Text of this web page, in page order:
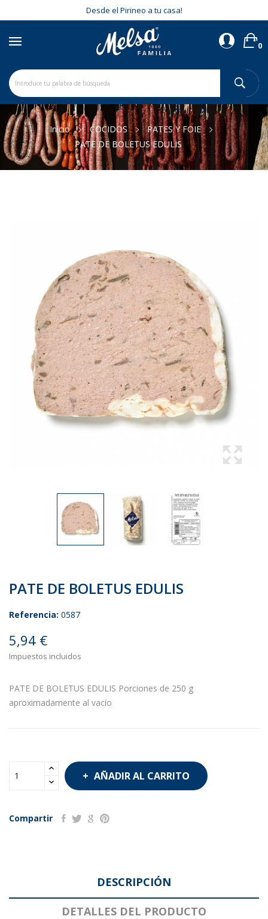
Desde el Pirineo a tu casa!
0
Inicio COCIDOS
PATES Y FOIE
PATE DE BOLETUS EDULIS
PATE DE BOLETUS EDULIS
Referencia: 0587
5,94 €
Impuestos incluidos
PATE DE BOLETUS EDULIS Porciones de 250 g
aproximadamente al vacío
AÑADIR AL CARRITO
Compartir
DESCRIPCIÓN
DETALLES DEL PRODUCTO